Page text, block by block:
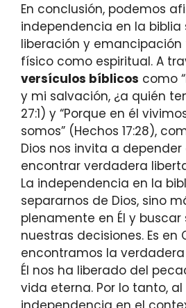
En conclusión, podemos
independencia en la biblia
liberación y
físico como espiritual. A
versículos bíblicos como
y mi salvación, ¿a quién
27:1) y “Porque en él
somos” (Hechos 17:28),
Dios nos invita a depender
encontrar verdadera
La independencia en la
separarnos de Dios, sino
plenamente en Él y
nuestras decisiones. Es en
encontramos la
Él nos ha liberado del
vida eterna. Por lo tanto,